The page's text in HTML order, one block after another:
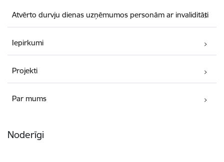
Atvērto durvju dienas uzņēmumos personām ar invaliditāti
Iepirkumi
Projekti
Par mums
Noderīgi